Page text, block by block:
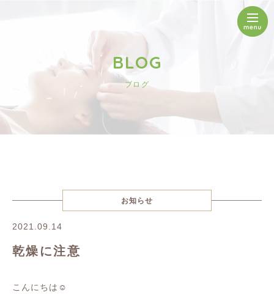
BLOG
ブログ
お知らせ
2021.09.14
乾燥に注意
こんにちは☺️